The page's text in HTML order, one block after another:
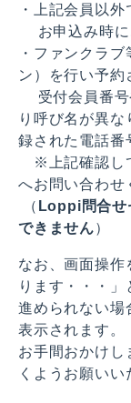
・上記会員以
お申込み時に
・ファンクラ
ン）を行い予約
受付会員番号
り呼び名が異
録された電話番
※上記確認し
へお問い合わせ
（ Loppi問合せ
できません）
なお、画面操作
ります・・・
進められない場
表示されます。
お手間おかけし
くようお願いい